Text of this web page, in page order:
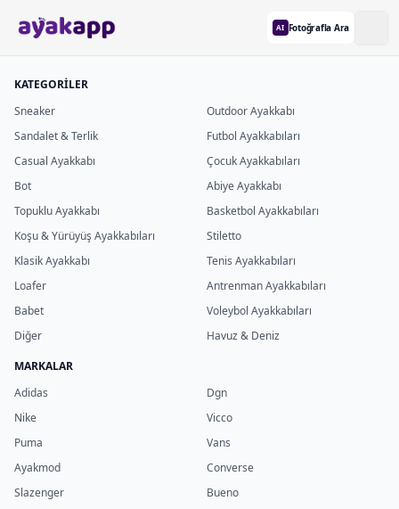
AI Fotoğrafla Ara
KATEGORİLER
Sneaker
Sandalet & Terlik
Casual Ayakkabı
Bot
Topuklu Ayakkabı
Koşu & Yürüyüş Ayakkabıları
Klasik Ayakkabı
Loafer
Babet
Diğer
Outdoor Ayakkabı
Futbol Ayakkabıları
Çocuk Ayakkabıları
Abiye Ayakkabı
Basketbol Ayakkabıları
Stiletto
Tenis Ayakkabıları
Antrenman Ayakkabıları
Voleybol Ayakkabıları
Havuz & Deniz
MARKALAR
Adidas
Nike
Puma
Ayakmod
Slazenger
Dgn
Vicco
Vans
Converse
Bueno